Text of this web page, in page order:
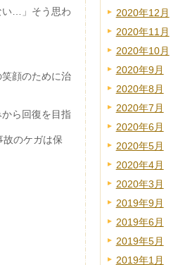
い…」そう思わ
顔のために治
ら回復を目指
のケガは保
2020年12月
2020年11月
2020年10月
2020年9月
2020年8月
2020年7月
2020年6月
2020年5月
2020年4月
2020年3月
2019年9月
2019年6月
2019年5月
2019年1月